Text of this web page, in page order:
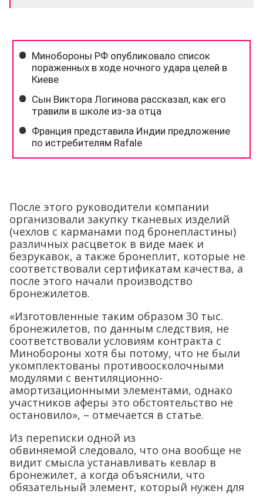
После этого руководители компании
организовали закупку тканевых изделий
(чехлов с карманами под бронепластины)
различных расцветок в виде маек и
безрукавок, а также бронеплит, которые не
соответствовали сертификатам качества, а
после этого начали производство
бронежилетов.
«Изготовленные таким образом 30 тыс.
бронежилетов, по данным следствия, не
соответствовали условиям контракта с
Минобороны хотя бы потому, что не были
укомплектованы противоосколочными
модулями с вентиляционно-
амортизационными элементами, однако
участников аферы это обстоятельство не
остановило», – отмечается в статье.
Из переписки одной из
обвиняемой следовало, что она вообще не
видит смысла устанавливать кевлар в
бронежилет, а когда объяснили, что
обязательный элемент, который нужен для